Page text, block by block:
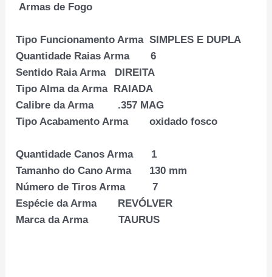
Armas de Fogo
Tipo Funcionamento Arma SIMPLES E DUPLA
Quantidade Raias Arma 6
Sentido Raia Arma DIREITA
Tipo Alma da Arma RAIADA
Calibre da Arma .357 MAG
Tipo Acabamento Arma oxidado fosco
Quantidade Canos Arma 1
Tamanho do Cano Arma 130 mm
Número de Tiros Arma 7
Espécie da Arma REVÓLVER
Marca da Arma TAURUS